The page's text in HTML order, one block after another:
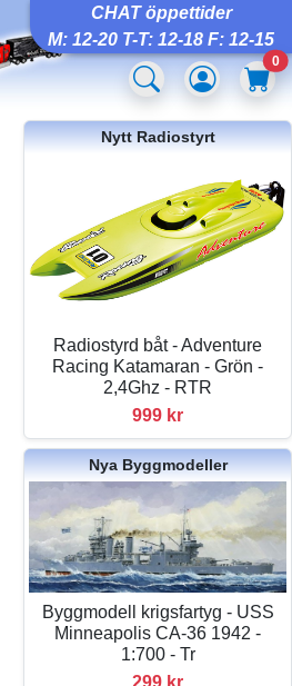
CHAT öppettider
M: 12-20 T-T: 12-18 F: 12-15
0
Nytt Radiostyrt
Radiostyrd båt - Adventure
Racing Katamaran - Grön -
2,4Ghz - RTR
999 kr
Nya Byggmodeller
Byggmodell krigsfartyg - USS
Minneapolis CA-36 1942 -
1:700 - Tr
299 kr